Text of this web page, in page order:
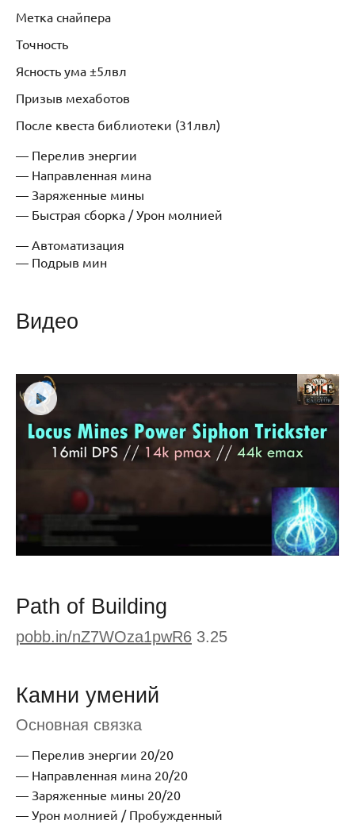
Метка снайпера
Точность
Ясность ума ±5лвл
Призыв мехаботов
После квеста библиотеки (31лвл)
Перелив энергии
Направленная мина
Заряженные мины
Быстрая сборка / Урон молнией
— Автоматизация
— Подрыв мин
Видео
Path of Building
pobb.in/nZ7WOza1pwR6 3.25
Камни умений
Основная связка
Перелив энергии 20/20
Направленная мина 20/20
Заряженные мины 20/20
Урон молнией / Пробужденный